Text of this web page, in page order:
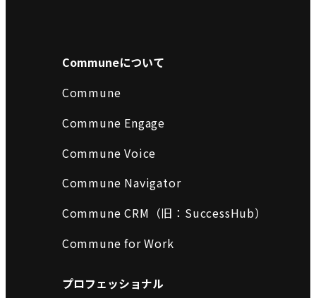
Communeについて
Commune
Commune Engage
Commune Voice
Commune Navigator
Commune CRM（旧：SuccessHub）
Commune for Work
プロフェッショナル